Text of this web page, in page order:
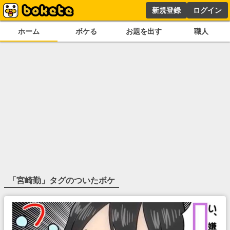
新規登録 ログイン
ホーム ボケる お題を出す 職人
「宮崎勤 」タグのついたボケ